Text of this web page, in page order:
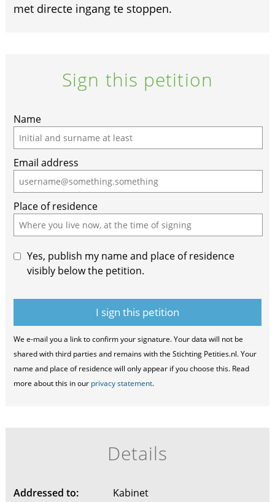
met directe ingang te stoppen.
Sign this petition
Name
Email address
Place of residence
Yes, publish my name and place of residence
visibly below the petition.
We e-mail you a link to confirm your signature. Your data will not be
shared with third parties and remains with the Stichting Petities.nl. Your
name and place of residence will only appear if you choose this. Read
more about this in our privacy statement.
Details
Addressed to:
Kabinet